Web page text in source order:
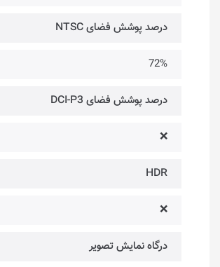
درصد پوشش فضای NTSC
72%
درصد پوشش فضای DCI-P3
❌
HDR
❌
درگاه‌ نمایش تصویر